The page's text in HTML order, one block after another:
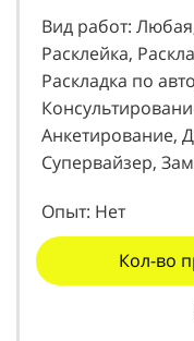
Вид работ:
Расклейка,
Раскладка по
Анкетирование,
Супервайзер,
Опыт: Нет
Кол-во